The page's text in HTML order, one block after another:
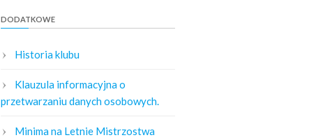
DODATKOWE
Historia klubu
Klauzula informacyjna o
przetwarzaniu danych osobowych.
Minima na Letnie Mistrzostwa